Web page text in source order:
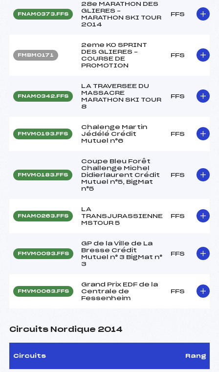
FNAM0373.FFS
28e MARATHON DES
GLIERES –
MARATHON SKI TOUR
2014
FFS
FMBM0171
2eme KO SPRINT
DES GLIERES –
COURSE DE
PROMOTION
FFS
FNAM0342.FFS
LA TRAVERSEE DU
MASSACRE
MARATHON SKI TOUR
8
FFS
FMVM0193.FFS
Chalenge Martin
Jédélé Crédit
Mutuel n°6
FFS
FMVM0183.FFS
Coupe Bleu Forêt
Challenge Michel
Didierlaurent Crédit
Mutuel n°5, BigMat
n°5
FFS
FNAM0263.FFS
LA
TRANSJURASSIENNE
MSTOUR 5
FFS
FMVM0093.FFS
GP de la Ville de La
Bresse Crédit
Mutuel n° 3 BigMat n°
3
FFS
FMVM0063.FFS
Grand Prix EDF de la
Centrale de
Fessenheim
FFS
Circuits Nordique 2014
Circuits Rang